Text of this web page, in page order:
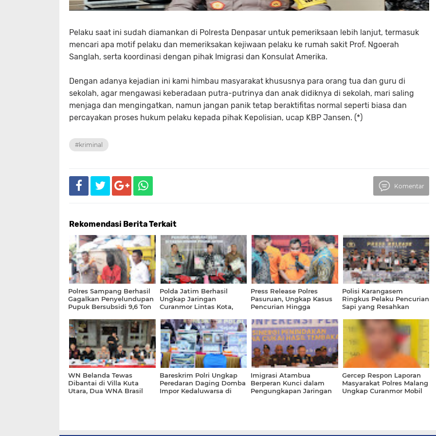
Pelaku saat ini sudah diamankan di Polresta Denpasar untuk pemeriksaan lebih lanjut, termasuk
mencari apa motif pelaku dan memeriksakan kejiwaan pelaku ke rumah sakit Prof. Ngoerah
Sanglah, serta koordinasi dengan pihak Imigrasi dan Konsulat Amerika.
Dengan adanya kejadian ini kami himbau masyarakat khususnya para orang tua dan guru di
sekolah, agar mengawasi keberadaan putra-putrinya dan anak didiknya di sekolah, mari saling
menjaga dan mengingatkan, namun jangan panik tetap beraktifitas normal seperti biasa dan
percayakan proses hukum pelaku kepada pihak Kepolisian, ucap KBP Jansen. (*)
#kriminal
Komentar
Rekomendasi Berita Terkait
Polres Sampang Berhasil
Gagalkan Penyelundupan
Pupuk Bersubsidi 9,6 Ton
Polda Jatim Berhasil
Ungkap Jaringan
Curanmor Lintas Kota,
Press Release Polres
Pasuruan, Ungkap Kasus
Pencurian Hingga
Polisi Karangasem
Ringkus Pelaku Pencurian
Sapi yang Resahkan
WN Belanda Tewas
Dibantai di Villa Kuta
Utara, Dua WNA Brasil
Bareskrim Polri Ungkap
Peredaran Daging Domba
Impor Kedaluwarsa di
Imigrasi Atambua
Berperan Kunci dalam
Pengungkapan Jaringan
Gercep Respon Laporan
Masyarakat Polres Malang
Ungkap Curanmor Mobil